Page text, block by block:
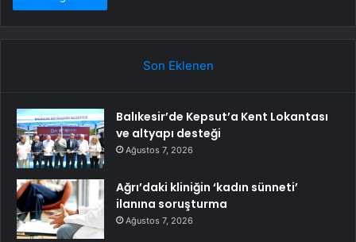
Son Eklenen
Balıkesir’de Kepsut’a Kent Lokantası
ve altyapı desteği
Ağustos 7, 2026
Ağrı’daki kliniğin ‘kadın sünneti’
ilanına soruşturma
Ağustos 7, 2026